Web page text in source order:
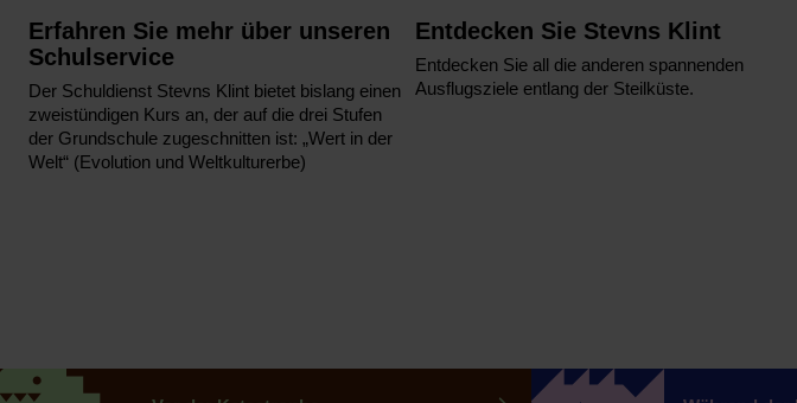
Erfahren Sie mehr über unseren
Schulservice
Der Schuldienst Stevns Klint bietet bislang einen
zweistündigen Kurs an, der auf die drei Stufen
der Grundschule zugeschnitten ist: „Wert in der
Welt“ (Evolution und Weltkulturerbe)
Entdecken Sie Stevns Klint
Entdecken Sie all die anderen spannenden
Ausflugsziele entlang der Steilküste.